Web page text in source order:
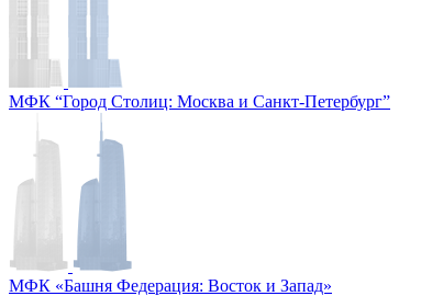
МФК “Город Столиц: Москва и Санкт-Петербург”
МФК «Башня Федерация: Восток и Запад»